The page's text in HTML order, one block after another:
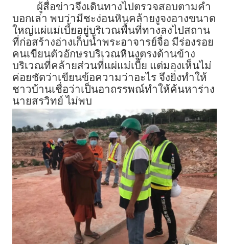
ผู้สื่อข่าวจึงเดินทางไปตรวจสอบตามคำ
บอกเล่า พบว่ามีชะง่อนหินคล้ายงูจงอางขนาด
ใหญ่แผ่แม่เบี้ยอยู่บริเวณพื้นที่ทางลงไปสถาน
ที่ก่อสร้างอ่างเก็บน้ำพระอาจารย์จื่อ มีร่องรอย
คนเขียนตัวอักษรบริเวณหินงูตรงด้านข้าง
บริเวณที่คล้ายส่วนที่แผ่แม่เบี้ย แต่มองเห็นไม่
ค่อยชัดว่าเขียนข้อความว่าอะไร จึงยิ่งทำให้
ชาวบ้านเชื่อว่าเป็นอาถรรพณ์ทำให้ค้นหาร่าง
นายสรวิทย์ ไม่พบ